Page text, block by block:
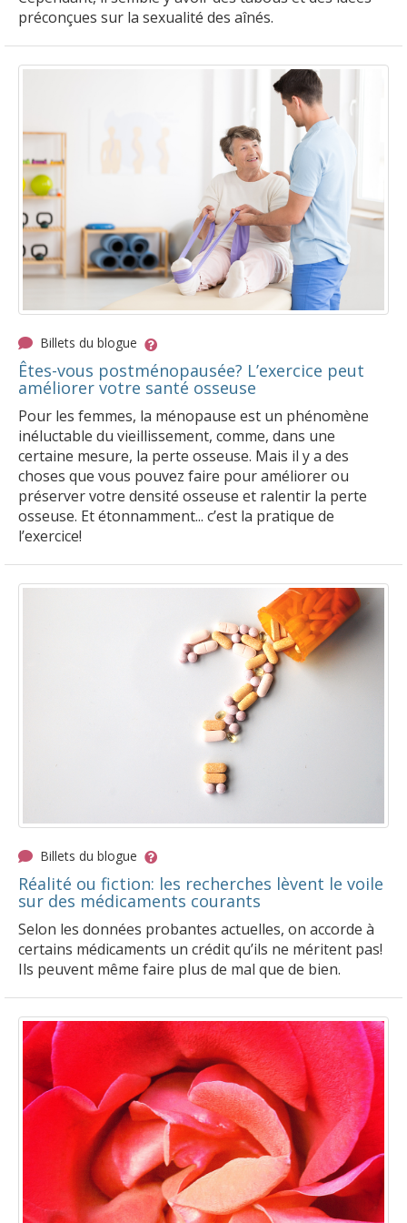
préconçues sur la sexualité des aînés.
Billets du blogue
Êtes-vous postménopausée? L’exercice peut
améliorer votre santé osseuse
Pour les femmes, la ménopause est un phénomène
inéluctable du vieillissement, comme, dans une
certaine mesure, la perte osseuse. Mais il y a des
choses que vous pouvez faire pour améliorer ou
préserver votre densité osseuse et ralentir la perte
osseuse. Et étonnamment... c’est la pratique de
l’exercice!
Billets du blogue
Réalité ou fiction: les recherches lèvent le voile
sur des médicaments courants
Selon les données probantes actuelles, on accorde à
certains médicaments un crédit qu’ils ne méritent pas!
Ils peuvent même faire plus de mal que de bien.